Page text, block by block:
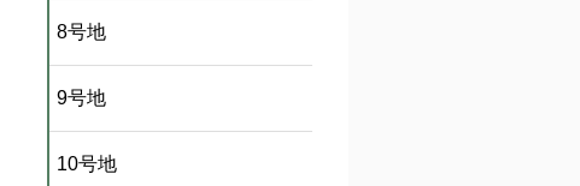
8号地
9号地
10号地